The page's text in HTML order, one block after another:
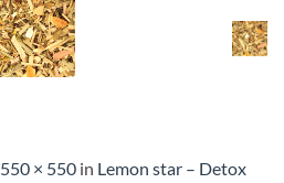
550 × 550 in Lemon star – Detox